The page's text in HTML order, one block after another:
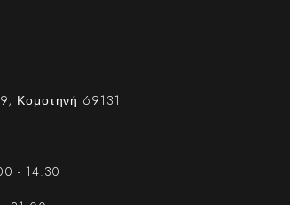
Κομοτηνή 69131
- 14:30